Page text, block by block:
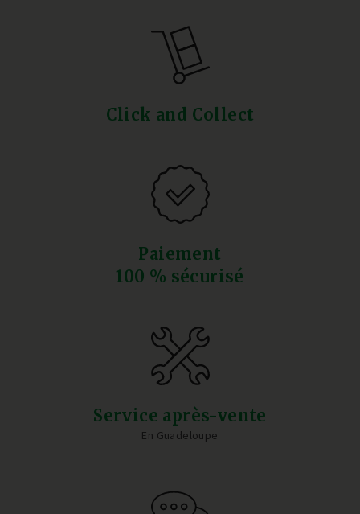
Click and Collect
Paiement
100 % sécurisé
Service après-vente
En Guadeloupe